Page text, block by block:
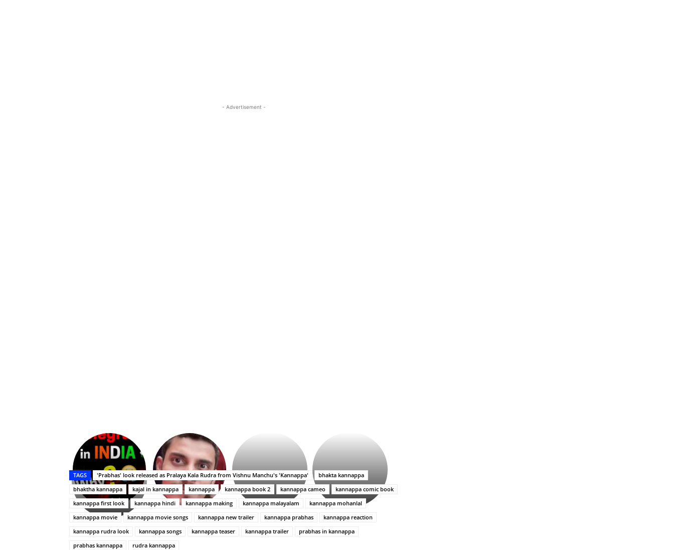
- Advertisement -
ప్రసాదం
తీర్థం..తులసీదళం
లేకుండా
అసంపూర్ణం
సినిమాతో
పాన్
ఇండియా
స్టార్
హీరోయిన్‏గా
శ్రీనిధి
Upasana:
భర్తపై
రివెంజ్
తీర్చుకున్న
ఉపాసన..
పాపం
రామ్
చరణ్
TAGS 'Prabhas' look released as Pralaya Kala Rudra from Vishnu Manchu's 'Kannappa'
bhakta kannappa
bhaktha kannappa
kajal in kannappa kannappa kannappa book 2 kannappa cameo
kannappa comic book
kannappa first look
kannappa hindi kannappa making kannappa malayalam
kannappa mohanlal
kannappa movie
kannappa movie songs kannappa new trailer kannappa prabhas
kannappa reaction
kannappa rudra look
kannappa songs kannappa teaser kannappa trailer
prabhas in kannappa
prabhas kannappa
rudra kannappa